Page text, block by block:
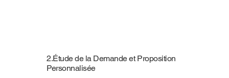
2.Étude de la Demande et Proposition
Personnalisée